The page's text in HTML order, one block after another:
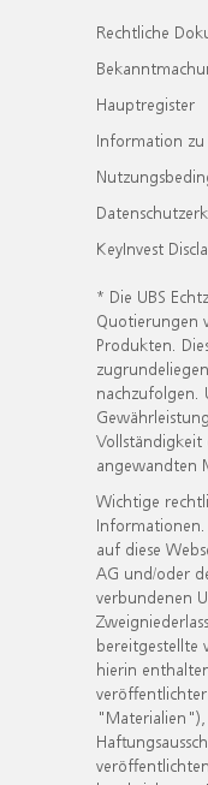
Rechtliche
Hauptregister
Information zu
KeyInvest
* Die UBS
Quotierungen
Produkten.
nachzufolgen.
Vollständigkeit
angewandten
Wichtige
auf diese
AG und/oder
verbundenen
bereitgestellte
hierin